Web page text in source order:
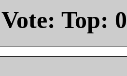
Vote: Top: 0